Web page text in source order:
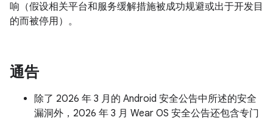
响（假设相关平台和服务缓解措施被成功规避或出于开发目
的而被停用）。
通告
除了 2026 年 3 月的 Android 安全公告中所述的安全
漏洞外，2026 年 3 月 Wear OS 安全公告还包含专门